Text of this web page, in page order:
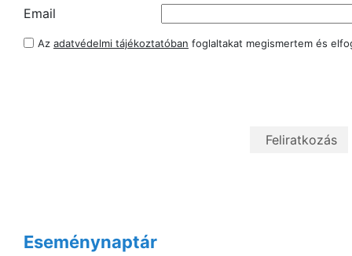
Email
Az adatvédelmi tájékoztatóban foglaltakat megismertem és
Eseménynaptár